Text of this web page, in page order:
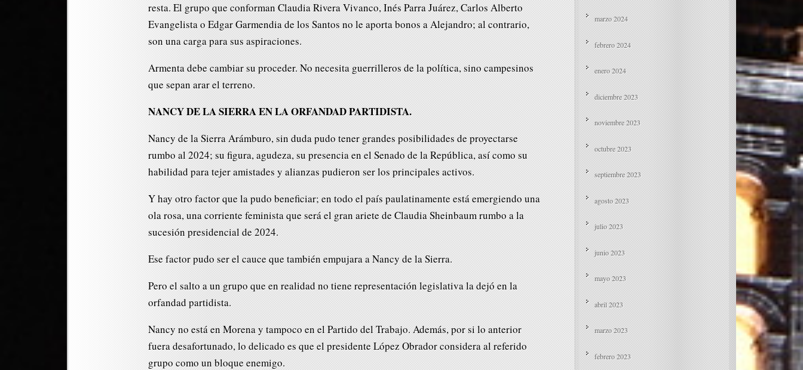
resta. El grupo que conforman Claudia Rivera Vivanco, Inés Parra Juárez, Carlos Alberto
Evangelista o Edgar Garmendia de los Santos no le aporta bonos a Alejandro; al contrario,
son una carga para sus aspiraciones.
Armenta debe cambiar su proceder. No necesita guerrilleros de la política, sino campesinos
que sepan arar el terreno.
NANCY DE LA SIERRA EN LA ORFANDAD PARTIDISTA.
Nancy de la Sierra Arámburo, sin duda pudo tener grandes posibilidades de proyectarse
rumbo al 2024; su figura, agudeza, su presencia en el Senado de la República, así como su
habilidad para tejer amistades y alianzas pudieron ser los principales activos.
Y hay otro factor que la pudo beneficiar; en todo el país paulatinamente está emergiendo una
ola rosa, una corriente feminista que será el gran ariete de Claudia Sheinbaum rumbo a la
sucesión presidencial de 2024.
Ese factor pudo ser el cauce que también empujara a Nancy de la Sierra.
Pero el salto a un grupo que en realidad no tiene representación legislativa la dejó en la
orfandad partidista.
Nancy no está en Morena y tampoco en el Partido del Trabajo. Además, por si lo anterior
fuera desafortunado, lo delicado es que el presidente López Obrador considera al referido
grupo como un bloque enemigo.
marzo 2024
febrero 2024
enero 2024
diciembre 2023
noviembre 2023
octubre 2023
septiembre 2023
agosto 2023
julio 2023
junio 2023
mayo 2023
abril 2023
marzo 2023
febrero 2023